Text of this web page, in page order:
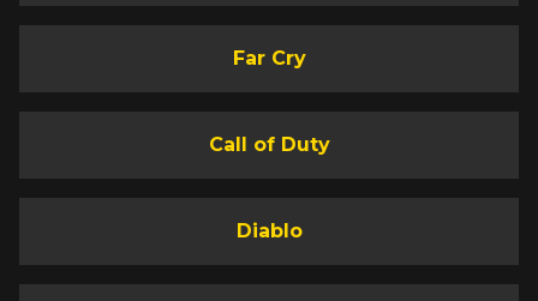
Far Cry
Call of Duty
Diablo